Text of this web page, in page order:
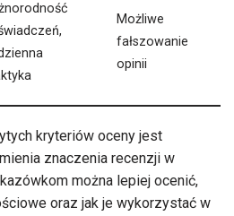
Możliwe
fałszowanie
opinii
kryteriów oceny jest
znaczenia recenzji w
można lepiej ocenić,
oraz jak je wykorzystać w